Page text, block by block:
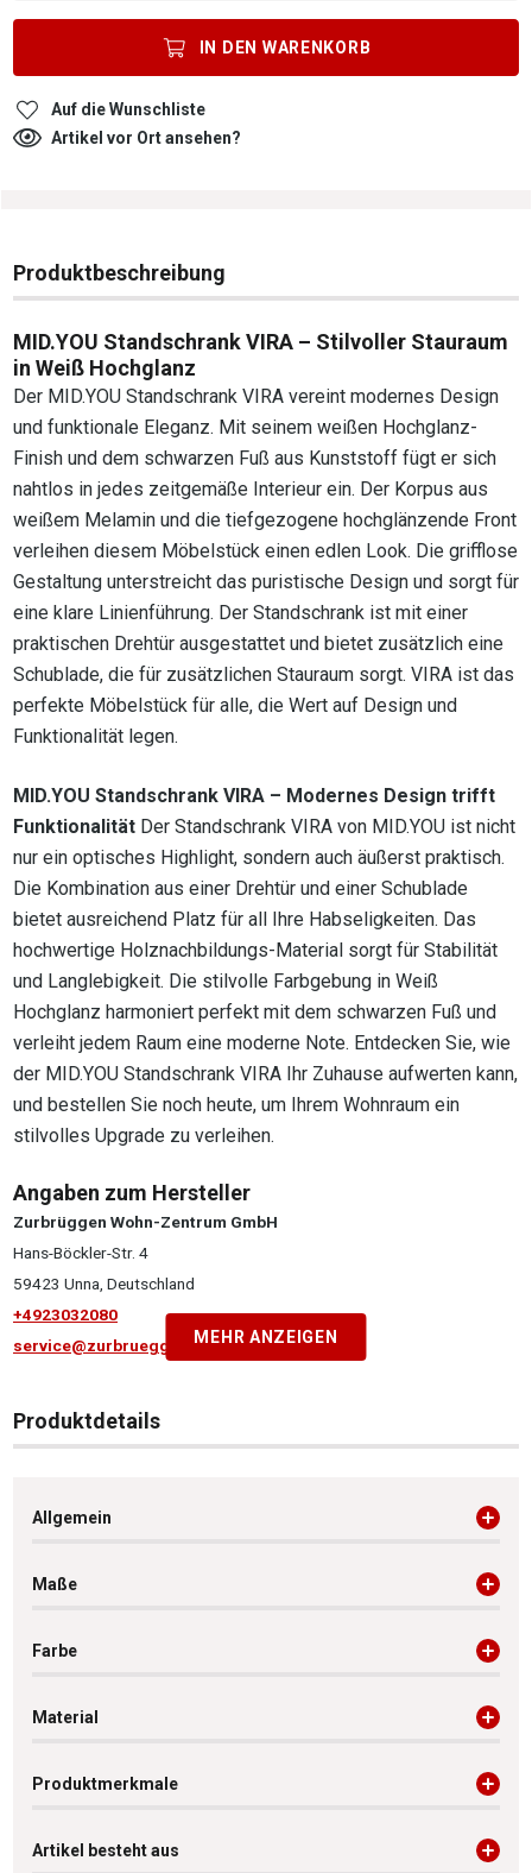
IN DEN WARENKORB
Auf die Wunschliste
Artikel vor Ort ansehen?
Produktbeschreibung
MID.YOU Standschrank VIRA – Stilvoller Stauraum
in Weiß Hochglanz
Der MID.YOU Standschrank VIRA vereint modernes Design
und funktionale Eleganz. Mit seinem weißen Hochglanz-
Finish und dem schwarzen Fuß aus Kunststoff fügt er sich
nahtlos in jedes zeitgemäße Interieur ein. Der Korpus aus
weißem Melamin und die tiefgezogene hochglänzende Front
verleihen diesem Möbelstück einen edlen Look. Die grifflose
Gestaltung unterstreicht das puristische Design und sorgt für
eine klare Linienführung. Der Standschrank ist mit einer
praktischen Drehtür ausgestattet und bietet zusätzlich eine
Schublade, die für zusätzlichen Stauraum sorgt. VIRA ist das
perfekte Möbelstück für alle, die Wert auf Design und
Funktionalität legen.
MID.YOU Standschrank VIRA – Modernes Design trifft
Funktionalität Der Standschrank VIRA von MID.YOU ist nicht
nur ein optisches Highlight, sondern auch äußerst praktisch.
Die Kombination aus einer Drehtür und einer Schublade
bietet ausreichend Platz für all Ihre Habseligkeiten. Das
hochwertige Holznachbildungs-Material sorgt für Stabilität
und Langlebigkeit. Die stilvolle Farbgebung in Weiß
Hochglanz harmoniert perfekt mit dem schwarzen Fuß und
verleiht jedem Raum eine moderne Note. Entdecken Sie, wie
der MID.YOU Standschrank VIRA Ihr Zuhause aufwerten kann,
und bestellen Sie noch heute, um Ihrem Wohnraum ein
stilvolles Upgrade zu verleihen.
Angaben zum Hersteller
Zurbrüggen Wohn-Zentrum GmbH
Hans-Böckler-Str. 4
59423 Unna, Deutschland
+4923032080
service@zurbrueggen.deMEHR ANZEIGEN
Produktdetails
Allgemein
Maße
Farbe
Material
Produktmerkmale
Artikel besteht aus